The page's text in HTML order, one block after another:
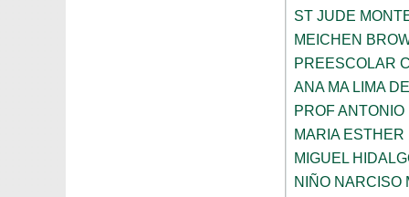
ST JUDE
MEICHEN
PREESCOLAR
ANA MA LIMA
PROF
MARIA ESTHER
MIGUEL
NIÑO NARCISO